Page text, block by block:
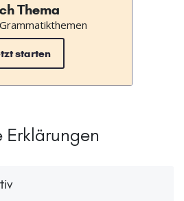
Thema
starten
Erklärungen